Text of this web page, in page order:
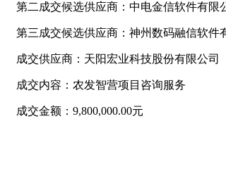
第二成交候选供应商：中电金信软件有限
第三成交候选供应商：神州数码融信软件
成交供应商：天阳宏业科技股份有限公司
成交内容：农发智营项目咨询服务
成交金额：9,800,000.00元